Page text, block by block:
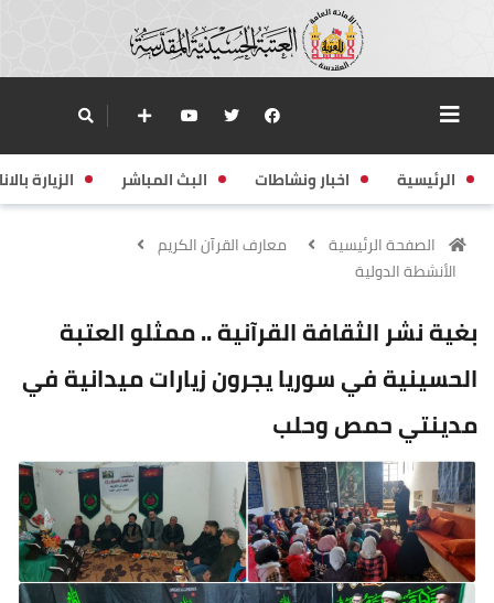
الرئيسية اخبار ونشاطات البث المباشر الزيارة
الصفحة الرئيسية
معارف القرآن الكريم
الأنشطة الدولية
بغية نشر الثقافة القرآنية .. ممثلو العتبة
الحسينية في سوريا يجرون زيارات ميدانية في
مدينتي حمص وحلب